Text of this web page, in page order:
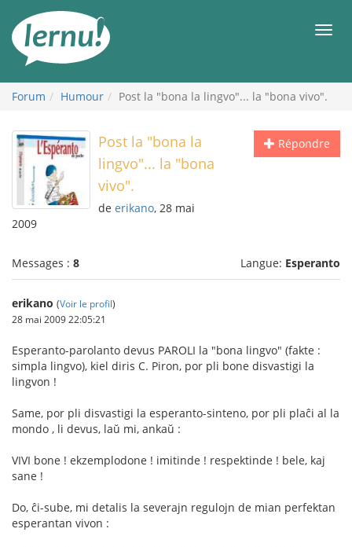
contenu
Forum Humour Post la "bona la lingvo"... la "bona vivo".
Répondre
Post la "bona la
lingvo"... la "bona
vivo".
de erikano, 28 mai
2009
Messages : 8 Langue: Esperanto
erikano (Voir le profil)
28 mai 2009 22:05:21
Esperanto-parolanto devus PAROLI la "bona lingvo" (fakte :
simpla lingvo), kiel diris C. Piron, por pli bone disvastigi la
lingvon !
Same, por pli disvastigi la esperanto-sinteno, por pli plaĉi al la
mondo , li devus, laŭ mi, ankaŭ :
VIVI bone ! ekzemplodone ! imitinde ! respektinde ! bele, kaj
sane !
Do, ĉi-sube, mi detalis la severajn regulojn de mian perfektan
esperantan vivon :